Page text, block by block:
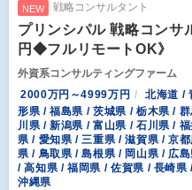
NEW 戦略コンサルタント
プリンシパル 戦略コンサ
円◆フルリモートOK》
外資系コンサルティングファーム
2000万円～4999万円
北海道 /
形県 / 福島県 / 茨城県 / 栃木県 /
川県 / 新潟県 / 富山県 / 石川県 /
県 / 愛知県 / 三重県 / 滋賀県 / 京
県 / 鳥取県 / 島根県 / 岡山県 / 広
/ 高知県 / 福岡県 / 佐賀県 / 長崎
沖縄県